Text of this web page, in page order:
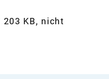
203 KB, nicht